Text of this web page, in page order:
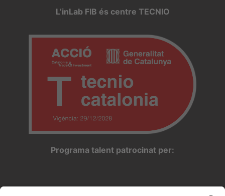
L’inLab FIB és centre TECNIO
Programa talent patrocinat per: